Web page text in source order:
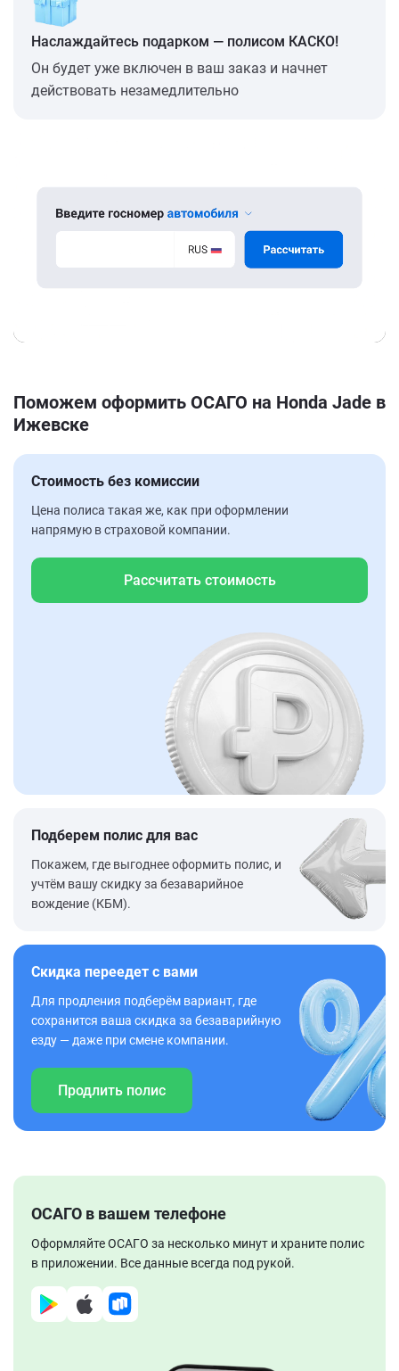
Наслаждайтесь подарком — полисом КАСКО!
Он будет уже включен в ваш заказ и начнет
действовать незамедлительно
Поможем оформить ОСАГО на Honda Jade в
Ижевске
Стоимость без комиссии
Цена полиса такая же, как при оформлении
напрямую в страховой компании.
Рассчитать стоимость
Подберем полис для вас
Покажем, где выгоднее оформить полис, и
учтём вашу скидку за безаварийное
вождение (КБМ).
Скидка переедет с вами
Для продления подберём вариант, где
сохранится ваша скидка за безаварийную
езду — даже при смене компании.
Продлить полис
ОСАГО в вашем телефоне
Оформляйте ОСАГО за несколько минут и храните полис
в приложении. Все данные всегда под рукой.